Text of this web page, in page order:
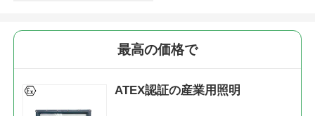
最高の価格で
ATEX認証の産業用照明